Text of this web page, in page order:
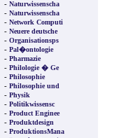
- Naturwissenscha
- Naturwissenscha
- Network Computi
- Neuere deutsche
- Organisationsps
- Pal�ontologie
- Pharmazie
- Philologie � Ge
- Philosophie
- Philosophie und
- Physik
- Politikwissensc
- Product Enginee
- Produktdesign
- ProduktionsMana